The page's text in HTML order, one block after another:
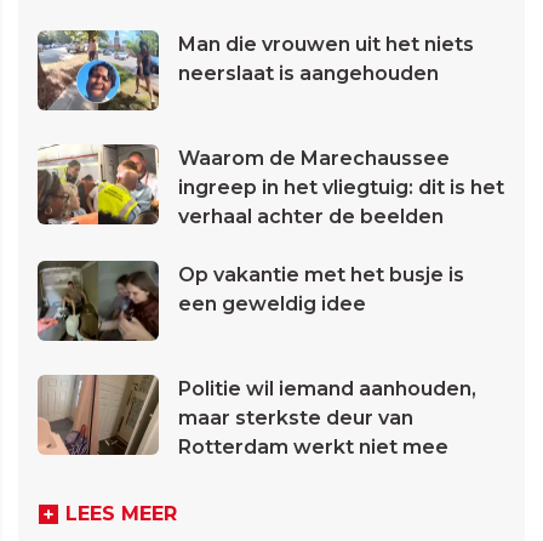
Man die vrouwen uit het niets
neerslaat is aangehouden
Waarom de Marechaussee
ingreep in het vliegtuig: dit is het
verhaal achter de beelden
Op vakantie met het busje is
een geweldig idee
Politie wil iemand aanhouden,
maar sterkste deur van
Rotterdam werkt niet mee
LEES MEER